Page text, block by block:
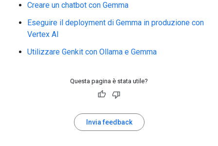
Creare un chatbot con Gemma
Eseguire il deployment di Gemma in produzione con
Vertex AI
Utilizzare Genkit con Ollama e Gemma
Questa pagina è stata utile?
Invia feedback